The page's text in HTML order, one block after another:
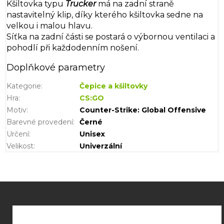
Kšiltovka typu Truckermá na zadní straně
nastavitelný klip, díky kterého kšiltovka sedne na
velkou i malou hlavu.
Síťka na zadní části se postará o výbornou ventilaci a
pohodlí při každodenním nošení.
Doplňkové parametry
Kategorie:
Čepice a kšiltovky
Hra:
CS:GO
Motiv:
Counter-Strike: Global Offensive
Barevné provedení:
Černé
Určení:
Unisex
Velikost: Univerzální